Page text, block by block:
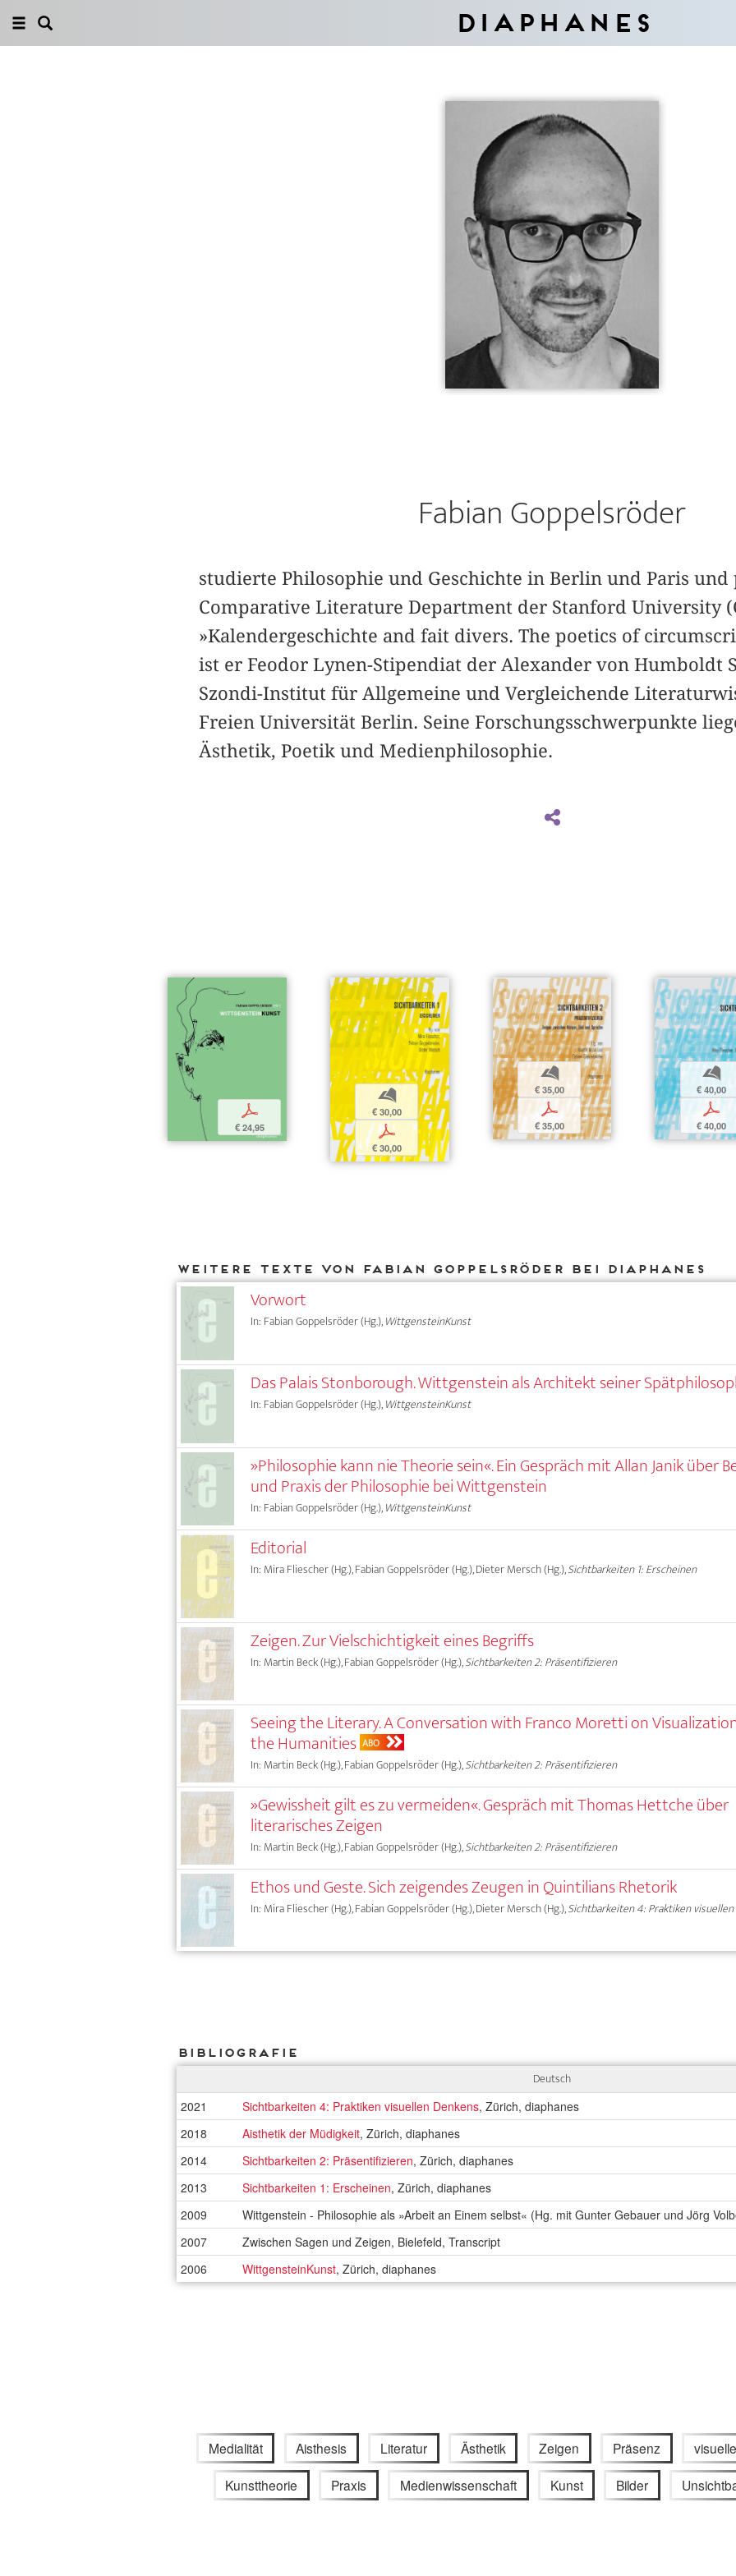
Diaphanes
Fabian Goppelsröder
studierte Philosophie und Geschichte in Berlin und Paris
Comparative Literature Department der Stanford University
»Kalendergeschichte and fait divers. The poetics of
ist er Feodor Lynen-Stipendiat der Alexander von Humboldt
Szondi-Institut für Allgemeine und Vergleichende
Freien Universität Berlin. Seine Forschungsschwerpunkte
Ästhetik, Poetik und Medienphilosophie.
p
€ 24,95
b
€ 30,00
p
€ 30,00
b
€ 35,00
p
€ 35,00
b
€ 40,00
p
€ 40,00
Weitere Texte von Fabian Goppelsröder bei DIAPHANES
Vorwort
In: Fabian Goppelsröder (Hg.),WittgensteinKunst
Das Palais Stonborough. Wittgenstein als Architekt seiner
In: Fabian Goppelsröder (Hg.),WittgensteinKunst
»Philosophie kann nie Theorie sein«. Ein Gespräch mit Allan Janik über
und Praxis der Philosophie bei Wittgenstein
In: Fabian Goppelsröder (Hg.),WittgensteinKunst
Editorial
In: Mira Fliescher (Hg.), Fabian Goppelsröder (Hg.), Dieter Mersch (Hg.),Sichtbarkeiten 1: Erscheinen
Zeigen. Zur Vielschichtigkeit eines Begriffs
In: Martin Beck (Hg.), Fabian Goppelsröder (Hg.),Sichtbarkeiten 2: Präsentifizieren
Seeing the Literary. A Conversation with Franco Moretti on
the Humanities ABO
In: Martin Beck (Hg.), Fabian Goppelsröder (Hg.),Sichtbarkeiten 2: Präsentifizieren
»Gewissheit gilt es zu vermeiden«. Gespräch mit Thomas Hettche über
literarisches Zeigen
In: Martin Beck (Hg.), Fabian Goppelsröder (Hg.),Sichtbarkeiten 2: Präsentifizieren
Ethos und Geste. Sich zeigendes Zeugen in Quintilians Rhetorik
In: Mira Fliescher (Hg.), Fabian Goppelsröder (Hg.), Dieter Mersch (Hg.),Sichtbarkeiten 4: Praktiken
Bibliografie
Deutsch
2021 Sichtbarkeiten 4: Praktiken visuellen Denkens, Zürich, diaphanes
2018
Aisthetik der Müdigkeit, Zürich, diaphanes
2014
Sichtbarkeiten 2: Präsentifizieren, Zürich, diaphanes
2013
Sichtbarkeiten 1: Erscheinen, Zürich, diaphanes
2009
Wittgenstein - Philosophie als »Arbeit an Einem selbst« (Hg. mit Gunter Gebauer und Jörg
2007
Zwischen Sagen und Zeigen, Bielefeld, Transcript
2006
WittgensteinKunst, Zürich, diaphanes
Medialität Aisthesis Literatur Ästhetik Zeigen Präsenz
Kunsttheorie Praxis Medienwissenschaft Kunst Bilder